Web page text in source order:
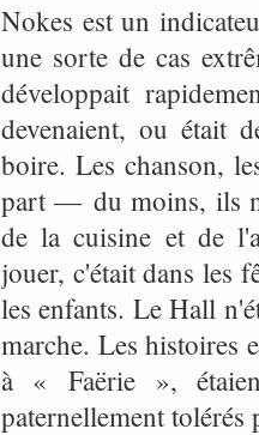
Nokes est un
une sorte de cas
développait
devenaient, ou était
boire. Les chanson,
part — du moins, ils
de la cuisine et de
jouer, c'était dans les
les enfants. Le Hall
marche. Les histoires
à « Faërie »,
paternellement tolérés